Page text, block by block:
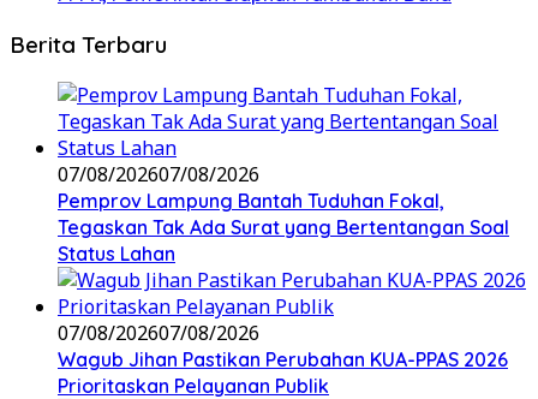
Berita Terbaru
07/08/202607/08/2026
Pemprov Lampung Bantah Tuduhan Fokal,
Tegaskan Tak Ada Surat yang Bertentangan Soal
Status Lahan
07/08/202607/08/2026
Wagub Jihan Pastikan Perubahan KUA-PPAS 2026
Prioritaskan Pelayanan Publik